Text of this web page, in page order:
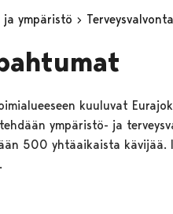
ja ympäristö Terveysvalvonta
kuuluvat
ympäristö- ja
500 yhtäaikaista